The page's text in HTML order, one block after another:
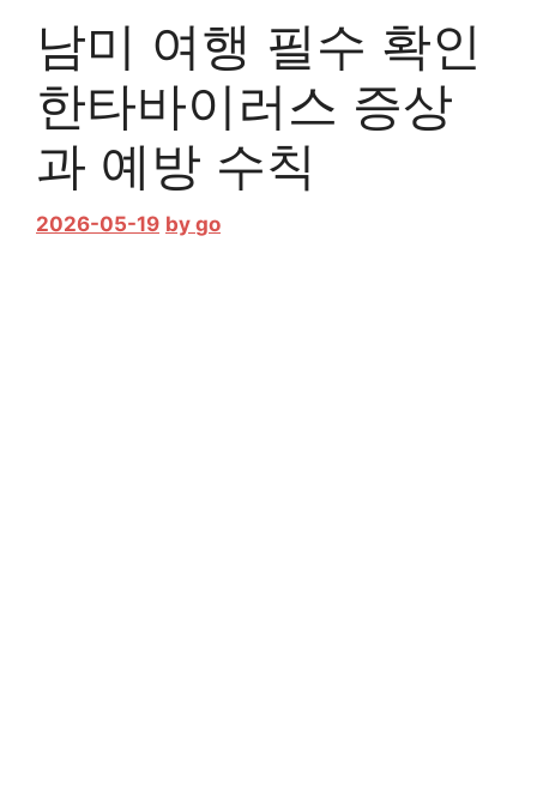
남미 여행 필수 확인
한타바이러스 증상
과 예방 수칙
2026-05-19 by go